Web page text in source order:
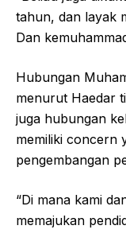
tahun, dan layak
Dan
Hubungan
menurut Haedar
juga hubungan
memiliki concern
pengembangan
“Di mana kami
memajukan